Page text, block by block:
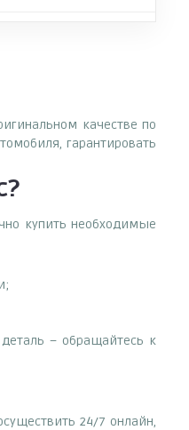
качестве по
гарантировать
купить необходимые
– обращайтесь к
24/7 онлайн,